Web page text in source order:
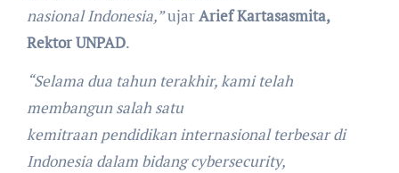
nasional Indonesia,”ujarArief Kartasasmita,
Rektor UNPAD.
“Selama dua tahun terakhir, kami telah
membangun salah satu
kemitraan pendidikan internasional terbesar di
Indonesia dalam bidang cybersecurity,